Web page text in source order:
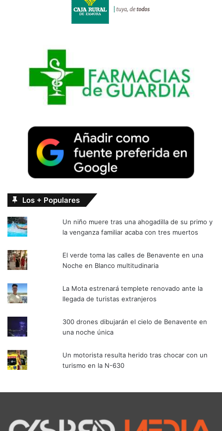
Los + Populares
Un niño muere tras una ahogadilla de su primo y
la venganza familiar acaba con tres muertos
El verde toma las calles de Benavente en una
Noche en Blanco multitudinaria
La Mota estrenará templete renovado ante la
llegada de turistas extranjeros
300 drones dibujarán el cielo de Benavente en
una noche única
Un motorista resulta herido tras chocar con un
turismo en la N-630